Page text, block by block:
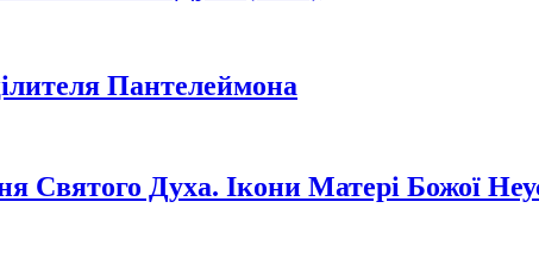
Пантелеймона
Святого Духа. Ікони Матері Божої